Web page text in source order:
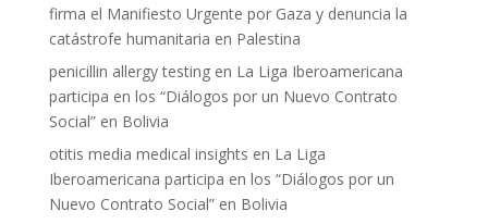
firma el Manifiesto Urgente por Gaza y denuncia la
catástrofe humanitaria en Palestina
penicillin allergy testingen La Liga Iberoamericana
participa en los “Diálogos por un Nuevo Contrato
Social” en Bolivia
otitis media medical insights en La Liga
Iberoamericana participa en los “Diálogos por un
Nuevo Contrato Social” en Bolivia